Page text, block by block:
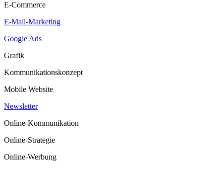
E-Commerce
E-Mail-Marketing
Google Ads
Grafik
Kommunikationskonzept
Mobile Website
Newsletter
Online-Kommunikation
Online-Strategie
Online-Werbung